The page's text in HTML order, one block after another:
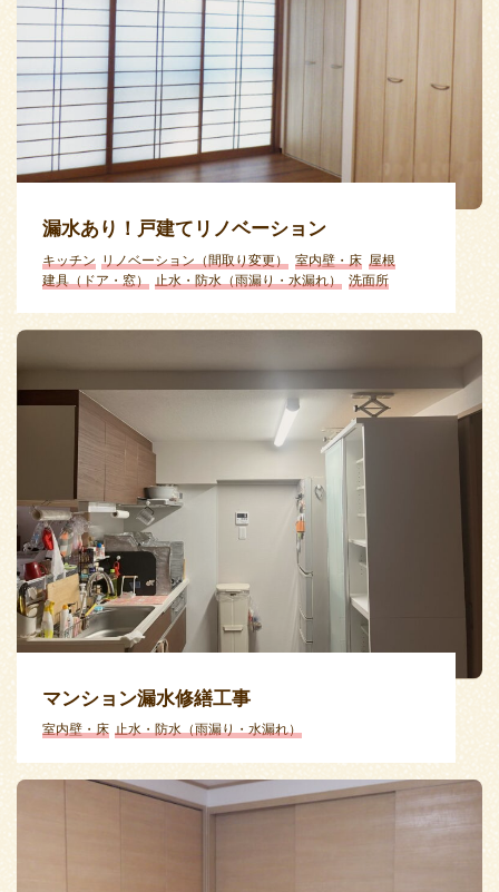
漏水あり！戸建てリノベーション
キッチン リノベーション（間取り変更） 室内壁・床 屋根
建具（ドア・窓）
止水・防水（雨漏り・水漏れ） 洗面所
マンション漏水修繕工事
室内壁・床 止水・防水（雨漏り・水漏れ）